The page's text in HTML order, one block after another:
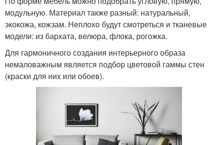
модульную. Материал также разный: натуральный,
экокожа, кожзам. Неплохо будут смотреться и тканевые
модели: из бархата, велюра, флока, рогожка.
Для гармоничного создания интерьерного образа
немаловажным является подбор цветовой гаммы стен
(краски для них или обоев).